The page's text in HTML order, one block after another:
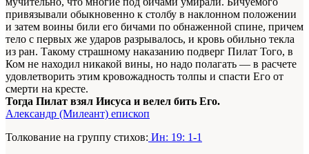
привязывали обыкновенно к столбу в наклонном положении
и затем воины били его бичами по обнаженной спине, причем
тело с первых же ударов разрывалось, и кровь обильно текла
из ран. Такому страшному наказанию подверг Пилат Того, в
Ком не находил никакой вины, но надо полагать — в расчете
удовлетворить этим кровожадность толпы и спасти Его от
смерти на кресте.
Тогда Пилат взял Иисуса и велел бить Его.
Александр (Милеант) епископ
Толкование на группу стихов: Ин: 19: 1-1